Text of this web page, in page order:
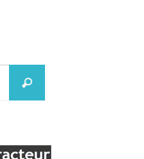
Recherche